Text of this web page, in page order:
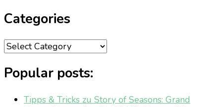
Categories
Categories
Popular posts:
Tipps & Tricks zu Story of Seasons: Grand